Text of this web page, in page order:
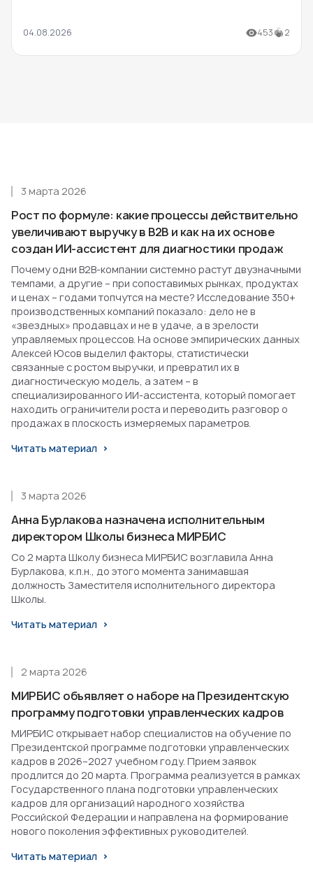
04.08.2026 453 2
Рост по формуле: какие процессы действительно
увеличивают выручку в B2B и как на их основе
создан ИИ-ассистент для диагностики продаж
3 марта 2026
Почему одни B2B-компании системно растут двузначными
темпами, а другие – при сопоставимых рынках, продуктах
и ценах – годами топчутся на месте? Исследование 350+
производственных компаний показало: дело не в
«звездных» продавцах и не в удаче, а в зрелости
управляемых процессов. На основе эмпирических данных
Алексей Юсов выделил факторы, статистически
связанные с ростом выручки, и превратил их в
диагностическую модель, а затем – в
специализированного ИИ-ассистента, который помогает
находить ограничители роста и переводить разговор о
продажах в плоскость измеряемых параметров.
Читать материал
Анна Бурлакова назначена исполнительным
директором Школы бизнеса МИРБИС
3 марта 2026
Со 2 марта Школу бизнеса МИРБИС возглавила Анна
Бурлакова, к.п.н., до этого момента занимавшая
должность Заместителя исполнительного директора
Школы.
Читать материал
МИРБИС объявляет о наборе на Президентскую
программу подготовки управленческих кадров
2 марта 2026
МИРБИС открывает набор специалистов на обучение по
Президентской программе подготовки управленческих
кадров в 2026–2027 учебном году. Прием заявок
продлится до 20 марта. Программа реализуется в рамках
Государственного плана подготовки управленческих
кадров для организаций народного хозяйства
Российской Федерации и направлена на формирование
нового поколения эффективных руководителей.
Читать материал